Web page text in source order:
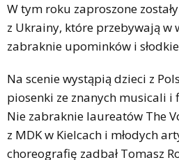
W tym roku zaproszone
z Ukrainy, które przebywają w
zabraknie upominków i
Na scenie wystąpią dzieci z
piosenki ze znanych musicali i
Nie zabraknie laureatów The
z MDK w Kielcach i młodych
choreografię zadbał Tomasz